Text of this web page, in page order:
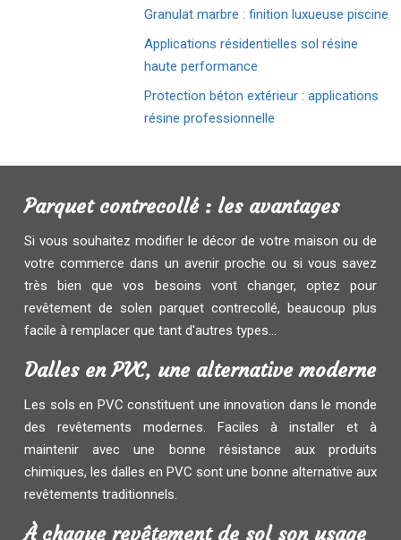
Granulat marbre : finition luxueuse piscine
Applications résidentielles sol résine
haute performance
Protection béton extérieur : applications
résine professionnelle
Parquet contrecollé : les avantages
Si vous souhaitez modifier le décor de votre maison ou de
votre commerce dans un avenir proche ou si vous savez
très bien que vos besoins vont changer, optez pour
revêtement de solen parquet contrecollé, beaucoup plus
facile à remplacer que tant d'autres types...
Dalles en PVC, une alternative moderne
Les sols en PVC constituent une innovation dans le monde
des revêtements modernes. Faciles à installer et à
maintenir avec une bonne résistance aux produits
chimiques, les dalles en PVC sont une bonne alternative aux
revêtements traditionnels.
À chaque revêtement de sol son usage